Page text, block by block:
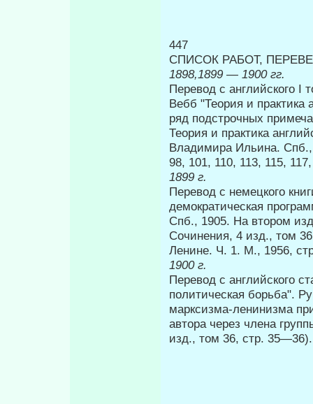
447
СПИСОК РАБОТ,
1898,1899 — 1900 гг.
Перевод с английского I
Вебб "Теория и
ряд подстрочных
Теория и практика
Владимира Ильина.
98, 101, 110, 113, 115,
1899 г.
Перевод с немецкого
демократическая
Спб., 1905. На втором
Сочинения, 4 изд., том
Ленине. Ч. 1. М., 1956,
1900 г.
Перевод с английского
политическая борьба".
марксизма-ленинизма
автора через члена
изд., том 36, стр. 35—36).